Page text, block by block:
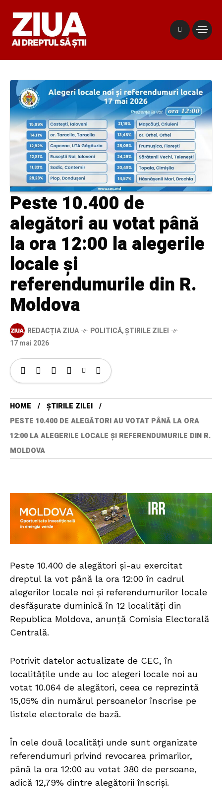
Peste 10.400 de
alegători au votat până
la ora 12:00 la alegerile
locale și
referendumurile din R.
Moldova
REDACȚIA ZIUA POLITICĂ,ȘTIRILE ZILEI
17 mai 2026
HOME
ȘTIRILE ZILEI
PESTE 10.400 DE ALEGĂTORI AU VOTAT PÂNĂ LA ORA
12:00 LA ALEGERILE LOCALE ȘI REFERENDUMURILE DIN R.
MOLDOVA
Peste 10.400 de alegători și-au exercitat
dreptul la vot până la ora 12:00 în cadrul
alegerilor locale noi și referendumurilor locale
desfășurate duminică în 12 localități din
Republica Moldova, anunță Comisia Electorală
Centrală.
Potrivit datelor actualizate de CEC, în
localitățile unde au loc alegeri locale noi au
votat 10.064 de alegători, ceea ce reprezintă
15,05% din numărul persoanelor înscrise pe
listele electorale de bază.
În cele două localități unde sunt organizate
referendumuri privind revocarea primarilor,
până la ora 12:00 au votat 380 de persoane,
adică 12,79% dintre alegătorii înscriși.